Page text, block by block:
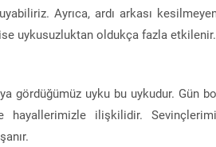
Ayrıca, ardı arkası
uykusuzluktan oldukça fazla etkilenir.
gördüğümüz uyku bu uykudur. Gün
ilişkilidir.